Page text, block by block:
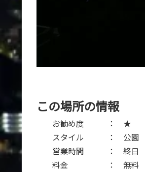
この場所の情報
お勧め度 ： ★
スタイル ： 公園
営業時間 ： 終日
料金 ： 無料